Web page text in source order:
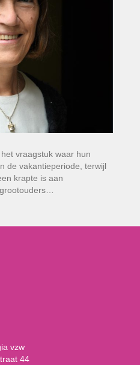
vraagstuk waar hun
de vakantieperiode, terwijl
krapte is aan
vzw
44